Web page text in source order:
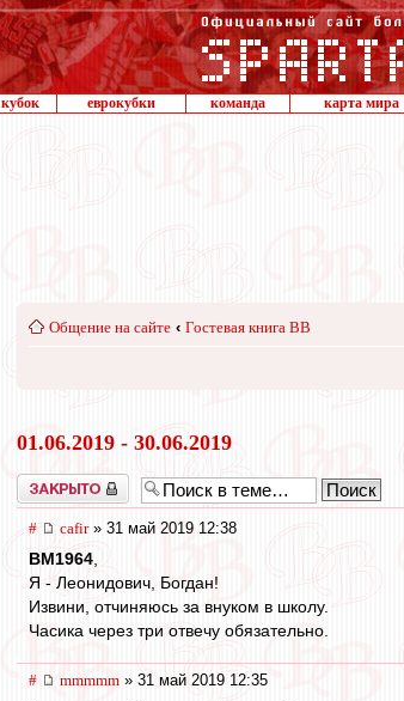
кубок еврокубки команда карта мира
Общение на сайте ‹ Гостевая книга ВВ
01.06.2019 - 30.06.2019
Закрыто
# cafir» 31 май 2019 12:38
BM1964,
Я - Леонидович, Богдан!
Извини, отчиняюсь за внуком в школу.
Часика через три отвечу обязательно.
# mmmmm » 31 май 2019 12:35